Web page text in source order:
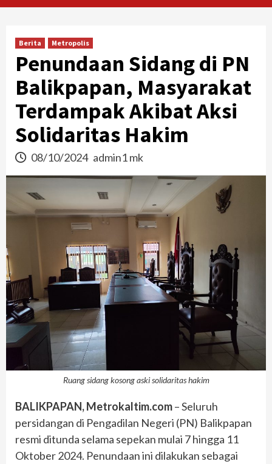
Berita Metropolis
Penundaan Sidang di PN
Balikpapan, Masyarakat
Terdampak Akibat Aksi
Solidaritas Hakim
08/10/2024 admin1 mk
Ruang sidang kosong aski solidaritas hakim
BALIKPAPAN, Metrokaltim.com– Seluruh
persidangan di Pengadilan Negeri (PN) Balikpapan
resmi ditunda selama sepekan mulai 7 hingga 11
Oktober 2024. Penundaan ini dilakukan sebagai